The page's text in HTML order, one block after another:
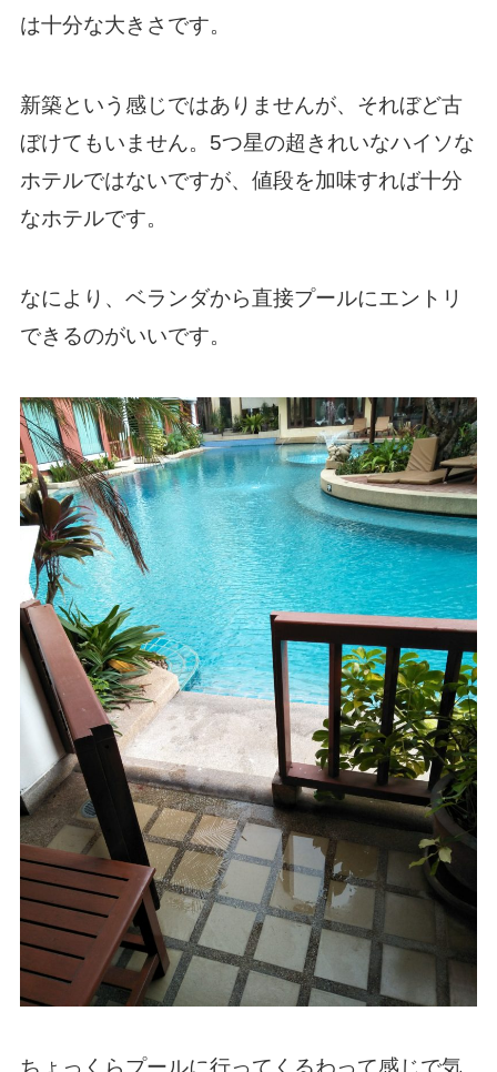
は十分な大きさです。
新築という感じではありませんが、それぼど古
ぼけてもいません。5つ星の超きれいなハイソな
ホテルではないですが、値段を加味すれば十分
なホテルです。
なにより、ベランダから直接プールにエントリ
できるのがいいです。
ちょっくらプールに行ってくるわって感じで気